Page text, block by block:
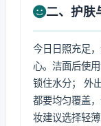
二、护肤
今日日照充足
心。洁面后使
锁住水分； 外
都要均匀覆盖
妆建议选择轻